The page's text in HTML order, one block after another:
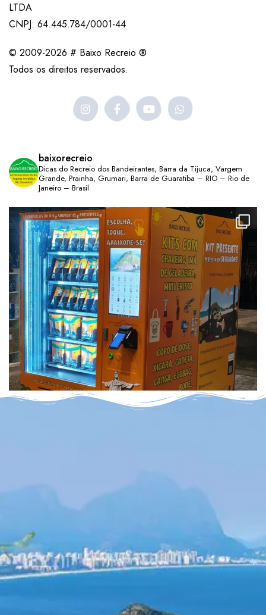
LTDA
CNPJ: 64.445.784/0001-44
© 2009-2026 # Baixo Recreio ®
Todos os direitos reservados.
baixorecreio
Dicas do Recreio dos Bandeirantes, Barra da Tijuca, Vargem
Grande, Prainha, Grumari, Barra de Guaratiba – RIO – Rio de
Janeiro – Brasil